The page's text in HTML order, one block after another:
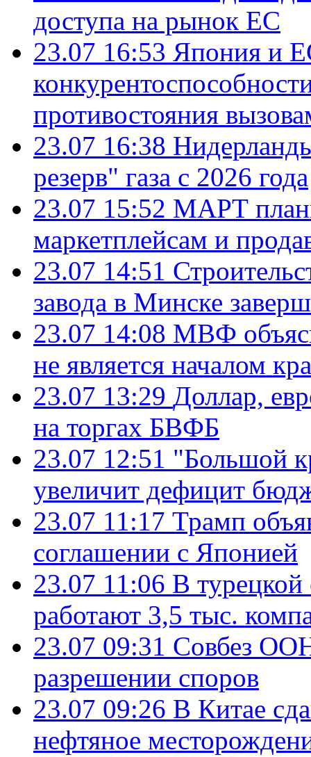
доступа на рынок ЕС
23.07 16:53 Япония и
противостояния
23.07 16:38
резерв" газа с 2026 года
23.07 15:52 МАРТ
маркетплейсам и
23.07 14:51
завода в Минске
23.07 14:08 МВФ
не является началом
23.07 13:29 Доллар,
на торгах БВФБ
23.07 12:51 "Большой
увеличит дефицит
23.07 11:17 Трамп
соглашении с Японией
23.07 11:06 В
работают 3,5 тыс.
23.07 09:31 Совбез
разрешении споров
23.07 09:26 В Китае
нефтяное